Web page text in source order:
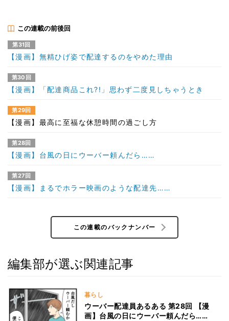
この連載の前後回
第31回
【漫画】無精ひげ姿で配達するのをやめた理由
第30回
【漫画】「配達商品これ?!」思わず二度見しちゃうとき
第29回
【漫画】最高に至福な休憩時間の過ごし方
第28回
【漫画】台風の日にウーバー頼んだら……
第27回
【漫画】まるでホラー映画のような配達先……
この連載のバックナンバー
編集部が選ぶ関連記事
暮らし
ウーバー配達員あるある 第28回 【漫
画】台風の日にウーバー頼んだら……